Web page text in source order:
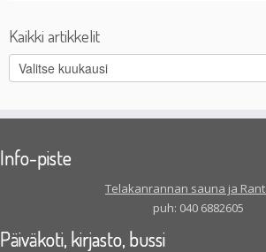
Kaikki artikkelit
Kaikki
artikkelit
Info-piste
Telakanrannan sauna ja
puh: 040 6882605
Päiväkoti, kirjasto, bussi